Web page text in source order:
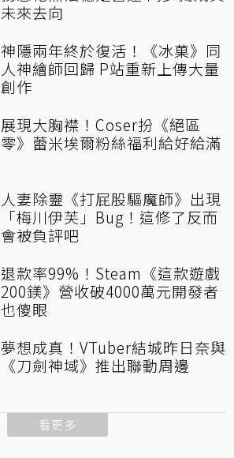
未來去向
神隱兩年終於復活！《冰菓》同
人神繪師回歸 P站重新上傳大量
創作
展現大胸襟！Coser扮《絕區
零》蕾米埃爾粉絲福利給好給滿
人妻除靈《打屁股驅魔師》出現
「梅川伊芙」Bug！這修了反而
會被負評吧
退款率99%！Steam《這款遊戲
200鎂》營收破4000萬元開發者
也傻眼
夢想成真！VTuber結城昨日奈與
《刀劍神域》推出聯動周邊
看更多